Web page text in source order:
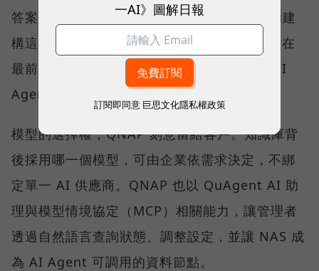
答案。QNAP 以 Qsirch 的語意搜尋能力協助建
構這類應用，協助企業建立私有知識庫；而走在
最前面的少數企業，則已經嘗試地端推論與 AI
Agent。
模型的選擇權，QNAP 刻意留給客戶。知識庫背
後採用哪一個模型，可由企業依需求決定，不綁
定單一 AI 供應商。QNAP 也以 QuAgent AI 助
理與模型情境協定（MCP）相關能力，讓管理者
透過自然語言查詢狀態、調整設定，並讓 NAS 成
為 AI Agent 可調用的資料節點。
一AI》圖解日報
訂閱即同意 巨思文化隱私權政策